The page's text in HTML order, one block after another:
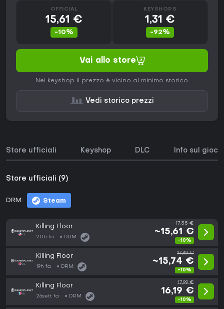
OFFICIAL
15,61 €
-10%
KEYSHOPS
1,31 €
-92%
Vai allo store
Nei keyshop il prezzo è vicino al minimo storico.
Vedi storico prezzi
Store ufficiali Keyshop DLC Info sul gioco
Store ufficiali (9)
DRM: Steam
Killing Floor
20h fa DRM:
17,35 €
~15,61 €
-10%
Killing Floor
19h fa DRM:
17,49 €
~15,74 €
-10%
Killing Floor
26sett fa DRM:
17,99 €
16,19 €
-10%